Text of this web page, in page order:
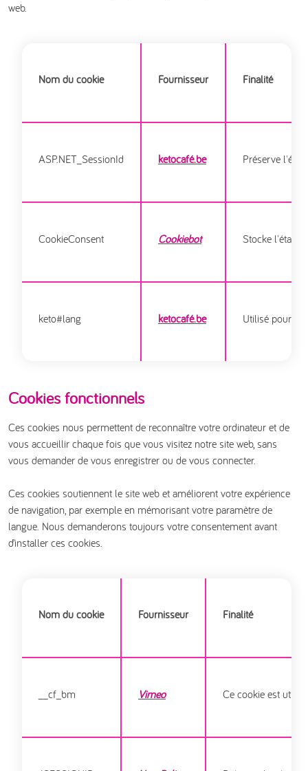
web.
Nom du cookie Fournisseur Finalité
ASP.NET_SessionId ketocafé.be Préserve l'état
CookieConsent Cookiebot Stocke l'état
keto#lang ketocafé.be Utilisé pour
Cookies fonctionnels
Ces cookies nous permettent de reconnaître votre ordinateur et de
vous accueillir chaque fois que vous visitez notre site web, sans
vous demander de vous enregistrer ou de vous connecter.
Ces cookies soutiennent le site web et améliorent votre expérience
de navigation, par exemple en mémorisant votre paramètre de
langue. Nous demanderons toujours votre consentement avant
d’installer ces cookies.
Nom du cookie Fournisseur Finalité
__cf_bm Vimeo Ce cookie est